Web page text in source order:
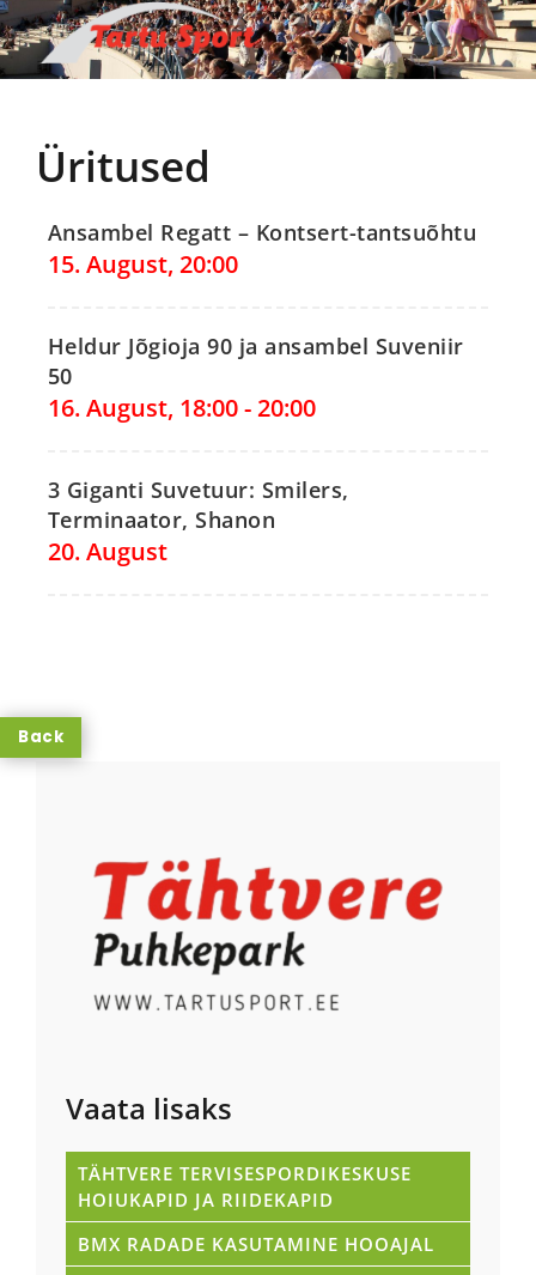
Skip
to
content
Üritused
Ansambel Regatt – Kontsert-tantsuõhtu
15. August, 20:00
Heldur Jõgioja 90 ja ansambel Suveniir
50
16. August, 18:00-20:00
3 Giganti Suvetuur: Smilers,
Terminaator, Shanon
20. August
Vaata lisaks
TÄHTVERE TERVISESPORDIKESKUSE
HOIUKAPID JA RIIDEKAPID
BMX RADADE KASUTAMINE HOOAJAL